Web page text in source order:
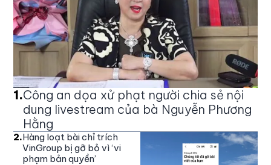
1.Công an dọa xử phạt người chia sẻ nội
dung livestream của bà Nguyễn Phương
Hằng
2.Hàng loạt bài chỉ trích
VinGroup bị gỡ bỏ vì ‘vi
phạm bản quyền’